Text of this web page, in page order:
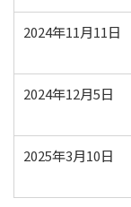
2024年11月11日
2024年12月5日
2025年3月10日